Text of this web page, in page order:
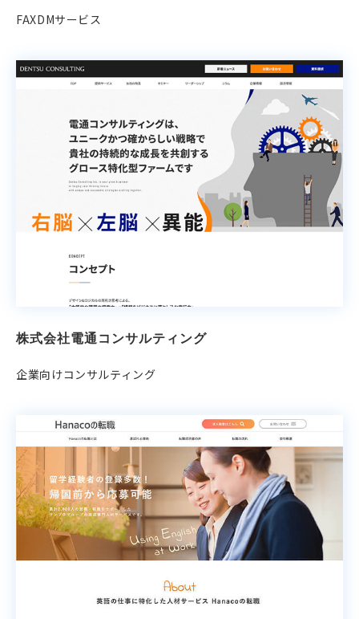
FAXDMサービス
株式会社電通コンサルティング
企業向けコンサルティング